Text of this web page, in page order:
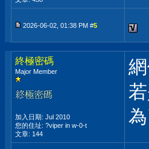
2026-06-02, 01:38 PM #5
終極密碼
Major Member
加入日期: Jul 2010
您的住址: ?viper in w-0-t
文章: 144